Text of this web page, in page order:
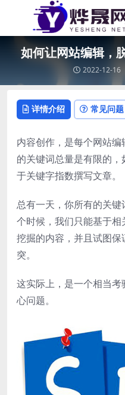
如何让网站编辑，
2022-12-16
详情介绍 常见问题
内容创作，是每个网站
的关键词总量是有限的
于关键字指数撰写文章。
总有一天，你所有的关
个时候，我们只能基于
挖掘的内容，并且试图
突。
这实际上，是一个相当
心问题。